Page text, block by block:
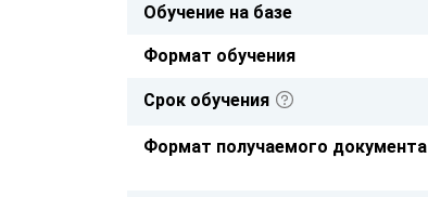
Обучение на базе
Формат обучения
Срок обучения
Формат получаемого документа